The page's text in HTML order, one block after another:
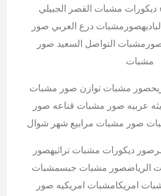
مشبات القصر الجبيلي
درع العربي صور
التواصل السعيد صور
مشبات
مشبات توازن صور مشبات
عربيه صور مشبات قناعه صور
صور مشبات مرابيع شهر شوال
ديكورات مشبات تراثيهصور
الرياضصور مشبات جبسمشبات
امريكامشبات امريكيه صور